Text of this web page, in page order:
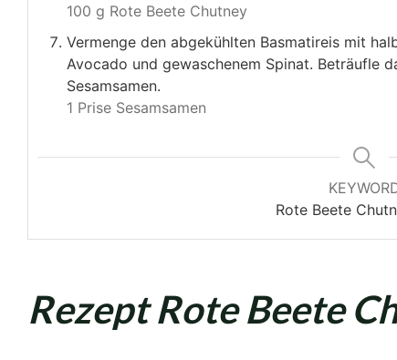
100 g Rote Beete Chutney
Vermenge den abgekühlten Basmatireis mit
Avocado und gewaschenem Spinat. Beträufle
Sesamsamen.
1 Prise Sesamsamen
Rote Beete
Rezept Rote Beete